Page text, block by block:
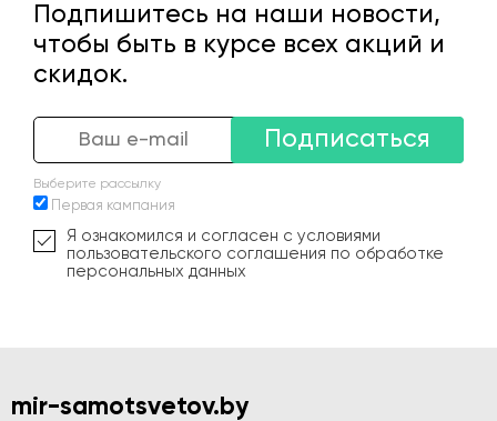
Подпишитесь на наши новости,
чтобы быть в курсе всех акций и
скидок.
Подписаться
Выберите рассылку
Первая кампания
Я ознакомился и согласен с условиями
пользовательского соглашения по обработке
персональных данных
mir-samotsvetov.by